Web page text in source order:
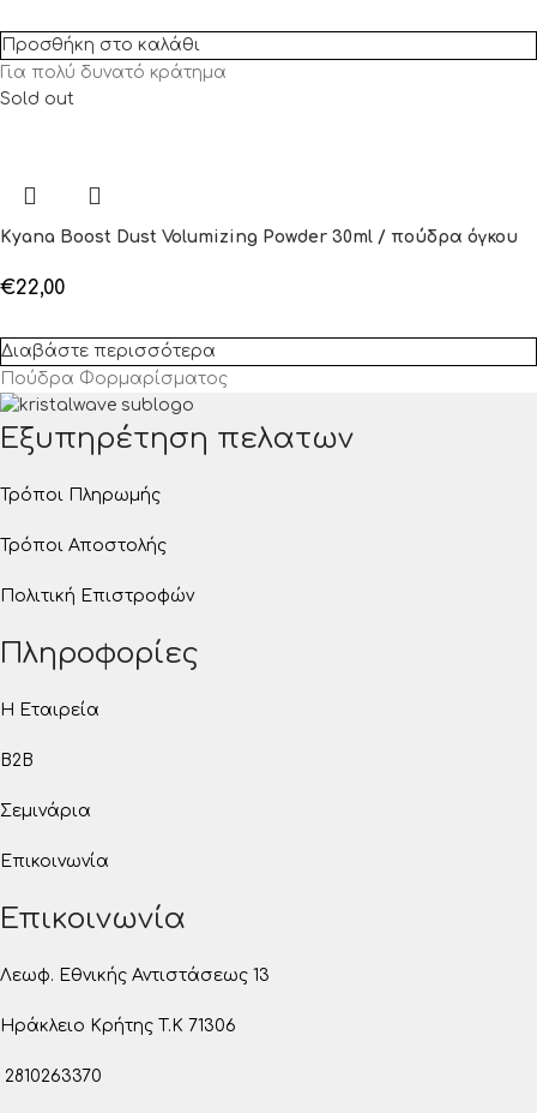
Προσθήκη στο καλάθι
Για πολύ δυνατό κράτημα
Sold out
Kyana Boost Dust Volumizing Powder 30ml / πούδρα όγκου
€22,00
Διαβάστε περισσότερα
Πούδρα Φορμαρίσματος
Εξυπηρέτηση πελατων
Τρόποι Πληρωμής
Τρόποι Αποστολής
Πολιτική Επιστροφών
Πληροφορίες
Η Εταιρεία
B2B
Σεμινάρια
Επικοινωνία
Επικοινωνία
Λεωφ. Εθνικής Αντιστάσεως 13
Ηράκλειο Κρήτης T.K 71306
2810263370